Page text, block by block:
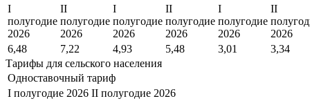
I
полугодие
2026
II
полугодие
2026
I
полугодие
2026
II
полугодие
2026
I
полугодие
2026
II
2026
6,48
7,22 4,93 5,48 3,01
3,34
Тарифы для сельского населения
Одноставочный тариф
I полугодие 2026 II полугодие 2026